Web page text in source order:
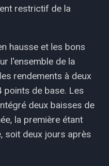
restrictif de la
hausse et les bons
l'ensemble de la
rendements à deux
points de base. Les
deux baisses de
la première étant
soit deux jours après